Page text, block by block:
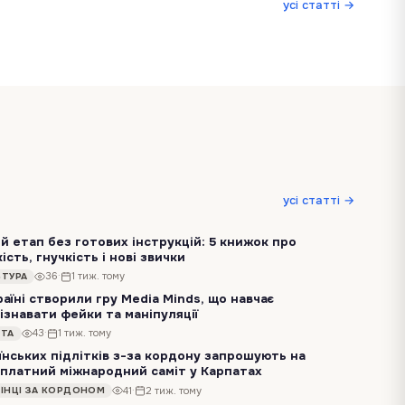
усі статті →
усі статті →
етап без готових інструкцій: 5 книжок про
гнучкість і нові звички
36· 1 тиж. тому
створили гру Media Minds, що навчає
фейки та маніпуляції
43· 1 тиж. тому
підлітків з-за кордону запрошують на
міжнародний саміт у Карпатах
ЗА КОРДОНОМ 41· 2 тиж. тому